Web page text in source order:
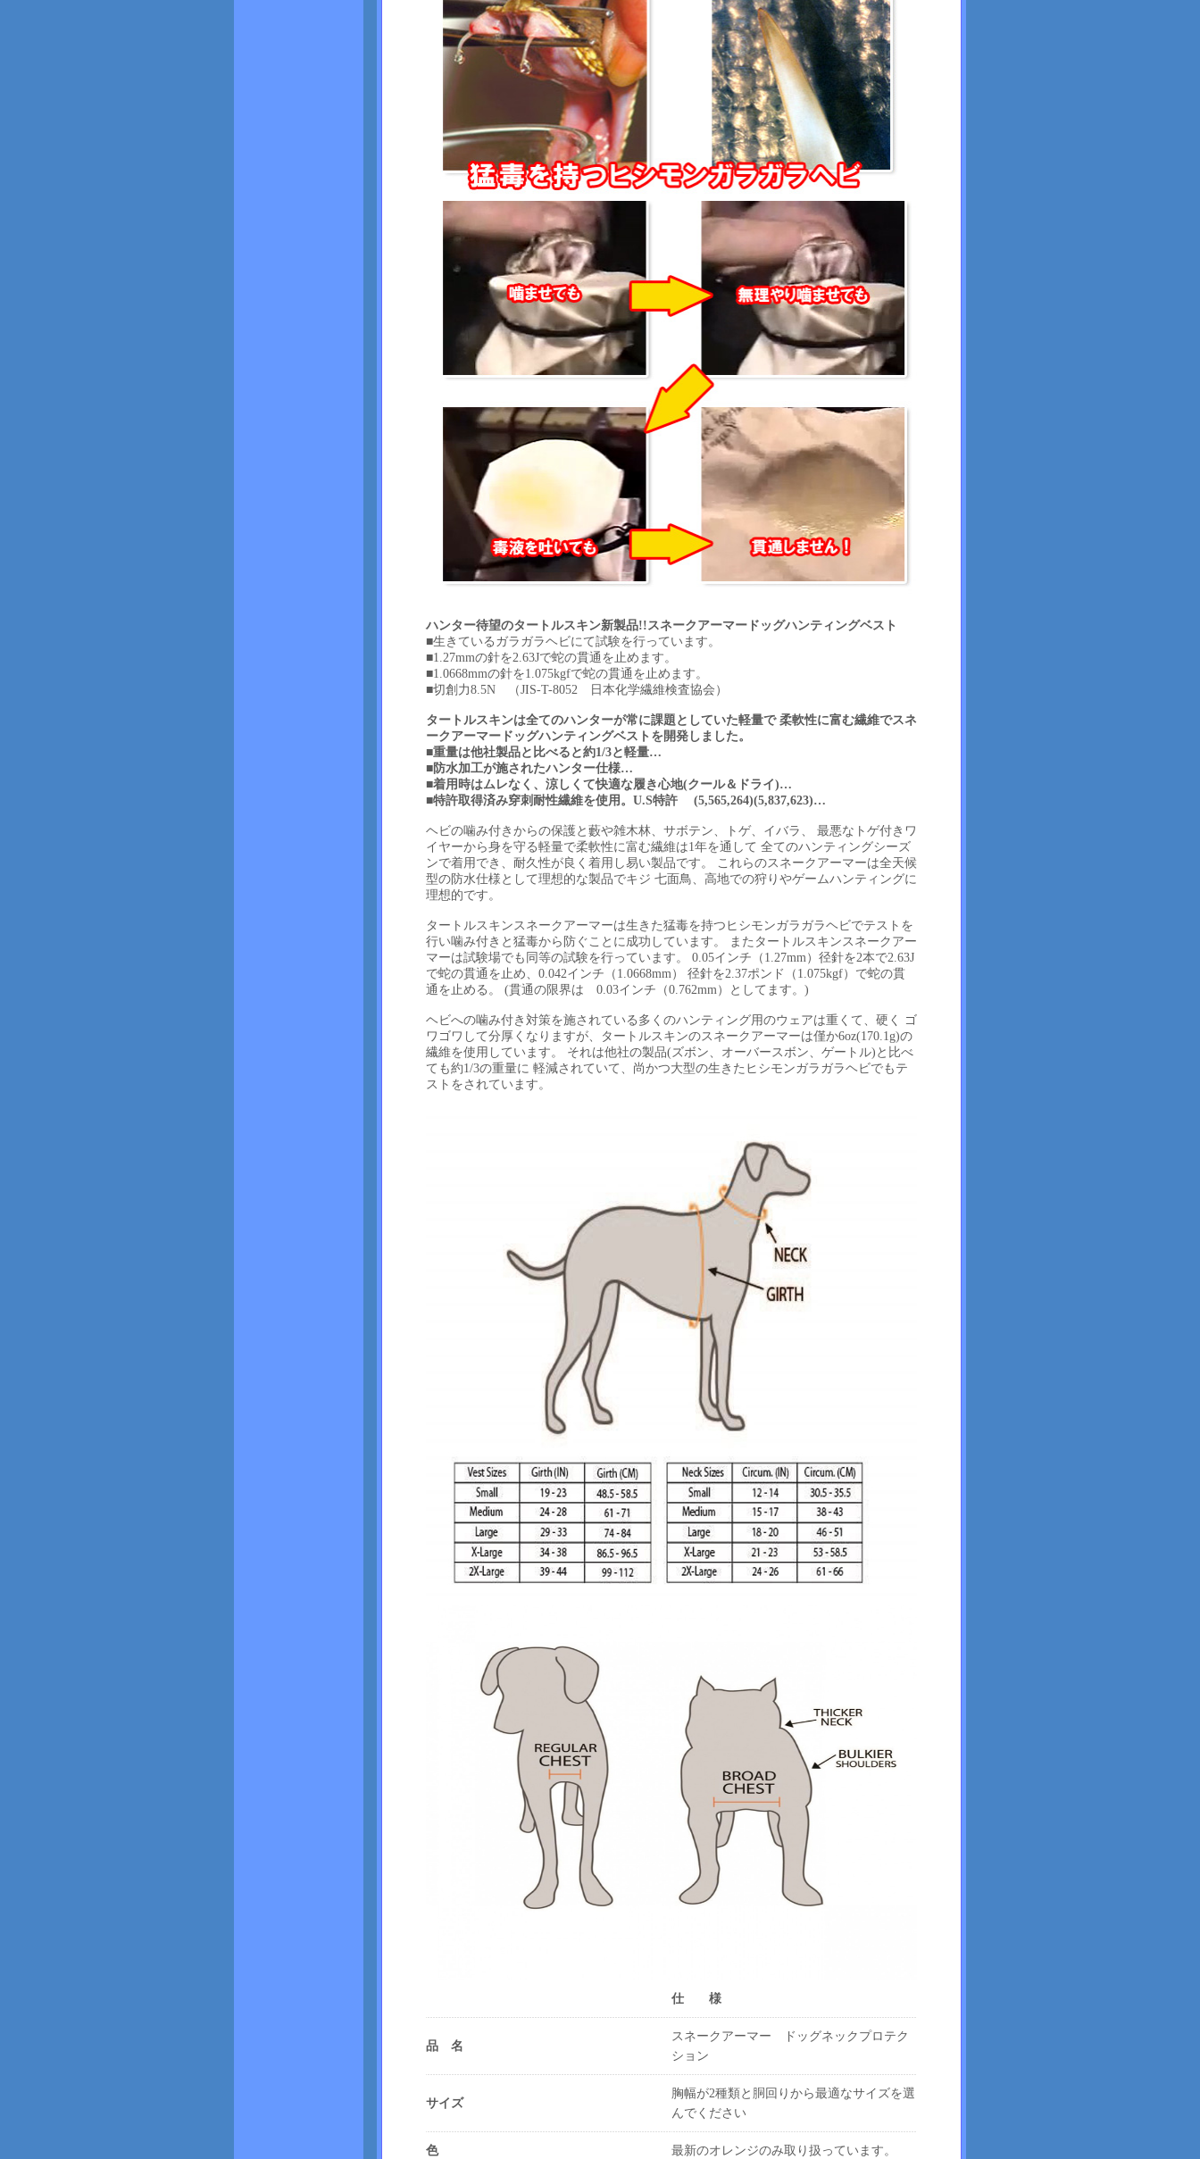
ハンター待望のタートルスキン新製品!!スネークアーマードッグハンティングベスト
■生きているガラガラヘビにて試験を行っています。
■1.27mmの針を2.63Jで蛇の貫通を止めます。
■1.0668mmの針を1.075kgfで蛇の貫通を止めます。
■切創力8.5N （JIS-T-8052 日本化学繊維検査協会）
タートルスキンは全てのハンターが常に課題としていた軽量で 柔軟性に富む繊維でスネ
ークアーマードッグハンティングベストを開発しました。
■重量は他社製品と比べると約1/3と軽量…
■防水加工が施されたハンター仕様…
■着用時はムレなく、涼しくて快適な履き心地(クール＆ドライ)…
■特許取得済み穿刺耐性繊維を使用。U.S特許 (5,565,264)(5,837,623)…
ヘビの噛み付きからの保護と藪や雑木林、サボテン、トゲ、イバラ、 最悪なトゲ付きワ
イヤーから身を守る軽量で柔軟性に富む繊維は1年を通して 全てのハンティングシーズ
ンで着用でき、耐久性が良く着用し易い製品です。 これらのスネークアーマーは全天候
型の防水仕様として理想的な製品でキジ 七面鳥、高地での狩りやゲームハンティングに
理想的です。
タートルスキンスネークアーマーは生きた猛毒を持つヒシモンガラガラヘビでテストを
行い噛み付きと猛毒から防ぐことに成功しています。 またタートルスキンスネークアー
マーは試験場でも同等の試験を行っています。 0.05インチ（1.27mm）径針を2本で2.63J
で蛇の貫通を止め、0.042インチ（1.0668mm） 径針を2.37ポンド（1.075kgf）で蛇の貫
通を止める。 (貫通の限界は 0.03インチ（0.762mm）としてます。)
ヘビへの噛み付き対策を施されている多くのハンティング用のウェアは重くて、硬く ゴ
ワゴワして分厚くなりますが、タートルスキンのスネークアーマーは僅か6oz(170.1g)の
繊維を使用しています。 それは他社の製品(ズボン、オーバースボン、ゲートル)と比べ
ても約1/3の重量に 軽減されていて、尚かつ大型の生きたヒシモンガラガラヘビでもテ
ストをされています。
仕 様
品 名
スネークアーマー ドッグネックプロテク
ション
サイズ
胸幅が2種類と胴回りから最適なサイズを選
んでください
色 最新のオレンジのみ取り扱っています。